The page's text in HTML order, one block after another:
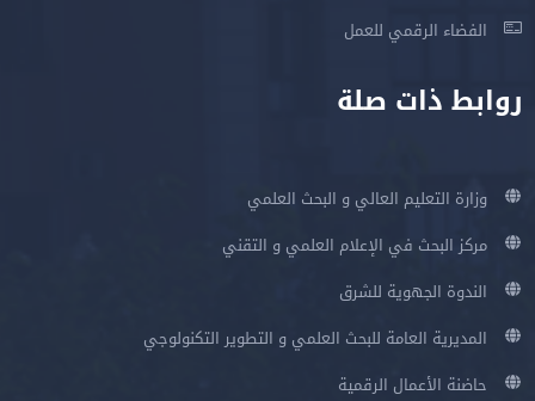
الفضاء الرقمي للعمل
روابط ذات صلة
وزارة التعليم العالي و البحث العلمي
مركز البحث في الإعلام العلمي و التقني
الندوة الجهوية للشرق
المديرية العامة للبحث العلمي و التطوير التكنولوجي
حاضنة الأعمال الرقمية